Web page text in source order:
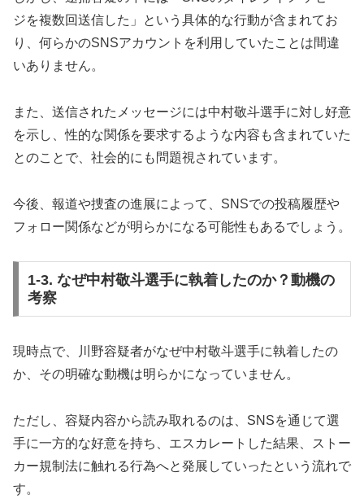
ジを複数回送信した」という具体的な行動が含まれてお
り、何らかのSNSアカウントを利用していたことは間違
いありません。
また、送信されたメッセージには中村敬斗選手に対し好意
を示し、性的な関係を要求するような内容も含まれていた
とのことで、社会的にも問題視されています。
今後、報道や捜査の進展によって、SNSでの投稿履歴や
フォロー関係などが明らかになる可能性もあるでしょう。
1-3. なぜ中村敬斗選手に執着したのか？動機の
考察
現時点で、川野容疑者がなぜ中村敬斗選手に執着したの
か、その明確な動機は明らかになっていません。
ただし、容疑内容から読み取れるのは、SNSを通じて選
手に一方的な好意を持ち、エスカレートした結果、ストー
カー規制法に触れる行為へと発展していったという流れで
す。